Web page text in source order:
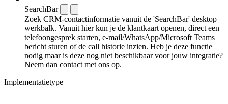
SearchBar
Zoek CRM-contactinformatie vanuit de 'SearchBar' desktop
werkbalk. Vanuit hier kun je de klantkaart openen, direct een
telefoongesprek starten, e-mail/WhatsApp/Microsoft Teams
bericht sturen of de call historie inzien. Heb je deze functie
nodig maar is deze nog niet beschikbaar voor jouw integratie?
Neem dan contact met ons op.
Implementatietype